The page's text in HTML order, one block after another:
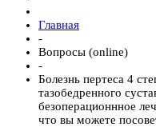
Главная
-
Вопросы (online)
-
Болезнь пертеса 4
тазобедренного
безоперационнное
что вы можете